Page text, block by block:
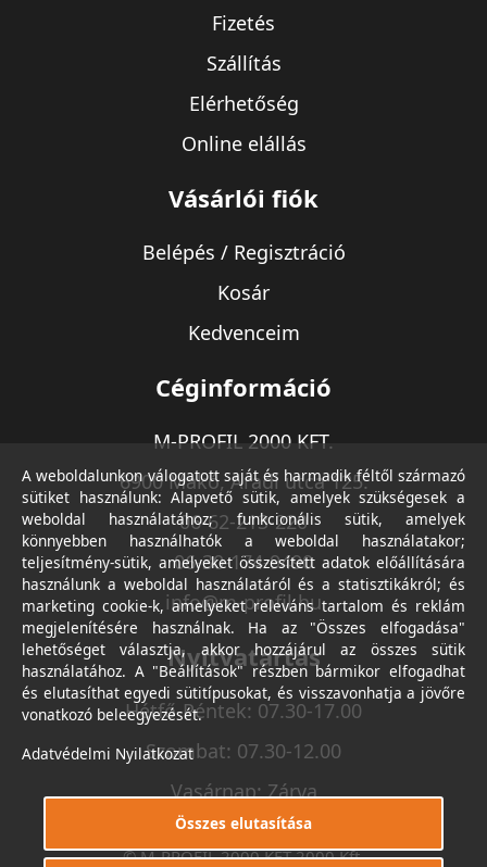
Fizetés
Szállítás
Elérhetőség
Online elállás
Vásárlói fiók
Belépés / Regisztráció
Kosár
Kedvenceim
Céginformáció
M-PROFIL 2000 KFT.
6900 Makó, Aradi utca 125.
06-62-213-220
06-30-174-9490
info@m-profil.hu
Nyitvatartás
Hétfő-Péntek: 07.30-17.00
Szombat: 07.30-12.00
Vasárnap: Zárva
© M-PROFIL 2000 KFT 2000 Kft.
A weboldalunkon válogatott saját és harmadik féltől származó
sütiket használunk: Alapvető sütik, amelyek szükségesek a
weboldal használatához; funkcionális sütik, amelyek
könnyebben használhatók a weboldal használatakor;
teljesítmény-sütik, amelyeket összesített adatok előállítására
használunk a weboldal használatáról és a statisztikákról; és
marketing cookie-k, amelyeket releváns tartalom és reklám
megjelenítésére használnak. Ha az "Összes elfogadása"
lehetőséget választja, akkor hozzájárul az összes sütik
használatához. A "Beállítások" részben bármikor elfogadhat
és elutasíthat egyedi sütitípusokat, és visszavonhatja a jövőre
vonatkozó beleegyezését.
Adatvédelmi Nyilatkozat
Összes elutasítása